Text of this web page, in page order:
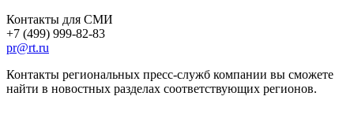
Контакты для СМИ
+7 (499) 999-82-83
pr@rt.ru
Контакты региональных пресс-служб компании вы сможете
найти в новостных разделах соответствующих регионов.